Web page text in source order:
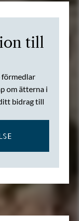
till
förmedlar
om ätterna i
bidrag till